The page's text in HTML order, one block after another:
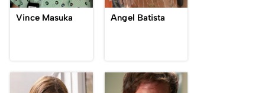
Vince Masuka Angel Batista